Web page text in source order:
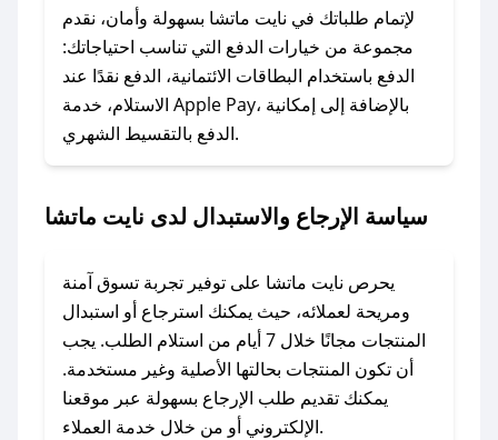
الرسائل الخاصة على تويتر أو البريد الإلكتروني،
وسنقوم بحل المشكلة في أسرع وقت ممكن.
### ماذا أفعل إذا لم أجد كود خصم لمتجري
المفضل؟
في حال عدم توفر كوبونات لمتجرك المفضل، يمكنك
أسرع وقت ممكن.
### كيف تحصل على كوبونات خصم حصرية من
نايت ماتشا؟
للحصول على كوبونات وخصومات حصرية، قم بما
يلي:
- اضغط على أيقونة متابعة لمتجر نايت ماتشا في
تطبيق صحصح.
لإتمام طلباتك في نايت ماتشا بسهولة وأمان، نقدم
مجموعة من خيارات الدفع التي تناسب احتياجاتك:
الدفع باستخدام البطاقات الائتمانية، الدفع نقدًا عند
الاستلام، خدمة Apple Pay، بالإضافة إلى إمكانية
الدفع بالتقسيط الشهري.
سياسة الإرجاع والاستبدال لدى نايت ماتشا
يحرص نايت ماتشا على توفير تجربة تسوق آمنة
ومريحة لعملائه، حيث يمكنك استرجاع أو استبدال
المنتجات مجانًا خلال 7 أيام من استلام الطلب. يجب
أن تكون المنتجات بحالتها الأصلية وغير مستخدمة.
يمكنك تقديم طلب الإرجاع بسهولة عبر موقعنا
الإلكتروني أو من خلال خدمة العملاء.